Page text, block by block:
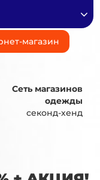
магазин
Сеть магазинов
одежды
секонд-хенд